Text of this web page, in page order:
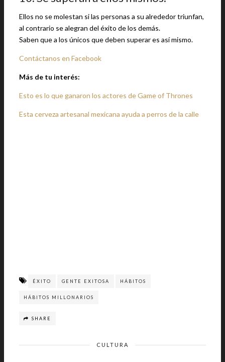
Ellos no se molestan si las personas a su alrededor triunfan,
al contrario se alegran del éxito de los demás.
Saben que a los únicos que deben superar es así mismo.
Contáctanos en Facebook
Más de tu interés:
Esto es lo que ganaron los actores de Game of Thrones
Esta cerveza artesanal mexicana ayuda a perros de la calle
ÉXITO GENTE EXITOSA HÁBITOS
HÁBITOS MILLONARIOS
SHARE
CULTURA